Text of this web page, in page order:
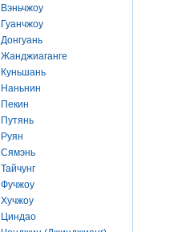
Вэньчжоу
Гуанчжоу
Донгуань
Жанджиаганге
Куньшань
Наньнин
Пекин
Путянь
Руян
Сямэнь
Тайчунг
Фучжоу
Хучжоу
Циндао